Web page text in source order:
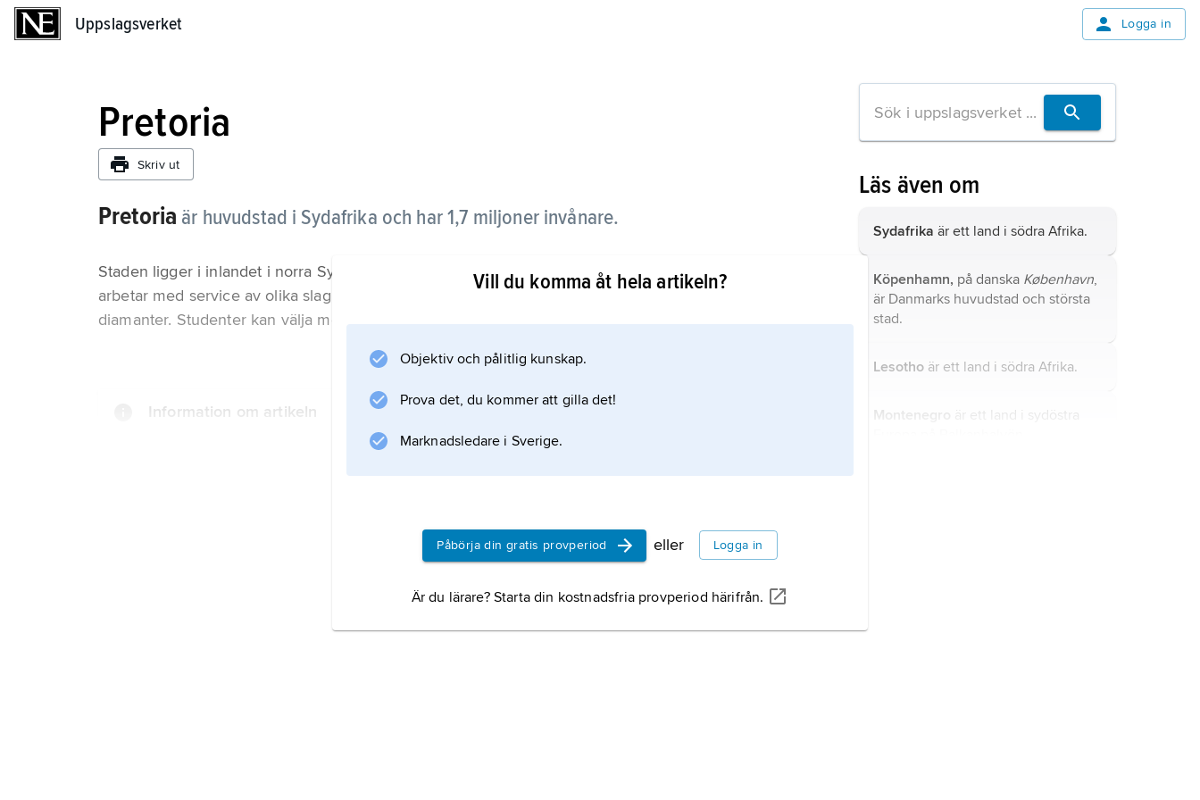
Uppslagsverket Logga in
Pretoria
Skriv ut
Pretoria är huvudstad i Sydafrika och har 1,7 miljoner invånare.
Staden ligger i inlandet i norra Sydafrika. Där finns regeringen, och många av invånarna
arbetar med service av olika slag. Industrierna framställer järn och stål och man bryter
diamanter. Studenter kan välja mellan två universitet.
Information om artikeln
Vill du komma åt hela artikeln?
Objektiv och pålitlig kunskap.
Prova det, du kommer att gilla det!
Marknadsledare i Sverige.
Påbörja din gratis provperiod eller Logga in
Är du lärare? Starta din kostnadsfria provperiod härifrån.
Läs även om
Sydafrika är ett land i södra Afrika.
Köpenhamn, på danska København,
är Danmarks huvudstad och största
stad.
Lesotho är ett land i södra Afrika.
Montenegro
är ett land i sydöstra